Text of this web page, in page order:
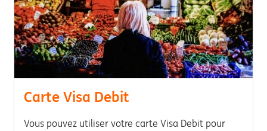
Carte Visa Debit
Vous pouvez utiliser votre carte Visa Debit pour